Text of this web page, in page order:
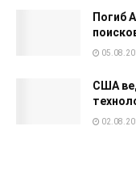
Погиб
США